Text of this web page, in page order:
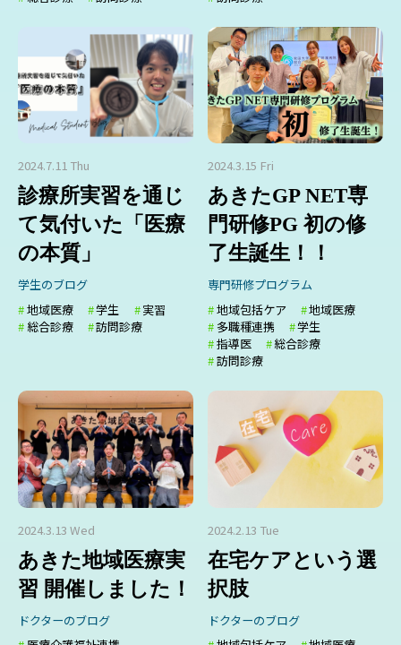
2024.7.11 Thu
診療所実習を通じ
て気付いた「医療
の本質」
学生のブログ
地域医療
学生
実習
総合診療
訪問診療
2024.3.15 Fri
あきたGP NET専
門研修PG 初の修
了生誕生！！
専門研修プログラム
地域包括ケア
地域医療
多職種連携
学生
指導医
総合診療
訪問診療
2024.3.13 Wed
あきた地域医療実
習 開催しました！
ドクターのブログ
2024.2.13 Tue
在宅ケアという選
択肢
ドクターのブログ